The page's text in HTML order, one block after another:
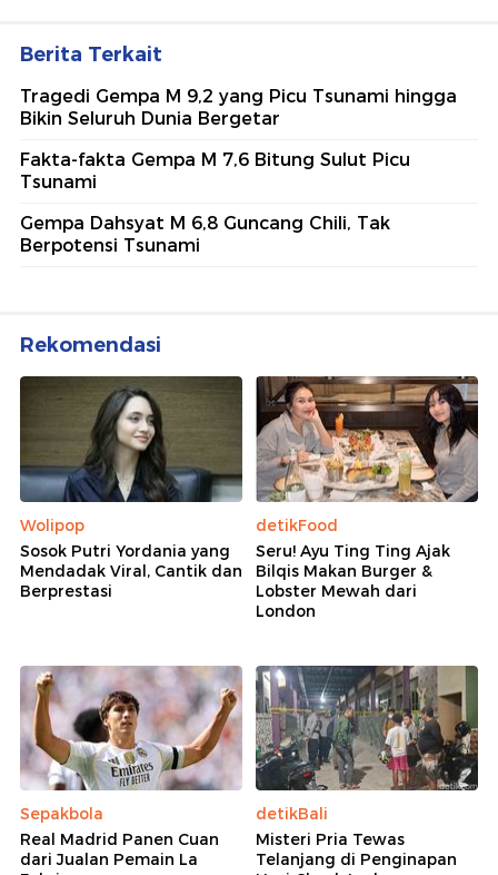
Berita Terkait
Tragedi Gempa M 9,2 yang Picu Tsunami hingga
Bikin Seluruh Dunia Bergetar
Fakta-fakta Gempa M 7,6 Bitung Sulut Picu
Tsunami
Gempa Dahsyat M 6,8 Guncang Chili, Tak
Berpotensi Tsunami
Rekomendasi
Wolipop
Sosok Putri Yordania yang
Mendadak Viral, Cantik dan
Berprestasi
detikFood
Seru! Ayu Ting Ting Ajak
Bilqis Makan Burger &
Lobster Mewah dari
London
Sepakbola
Real Madrid Panen Cuan
dari Jualan Pemain La
detikBali
Misteri Pria Tewas
Telanjang di Penginapan